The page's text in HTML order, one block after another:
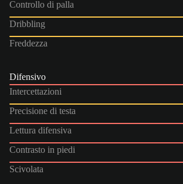
Controllo di palla
Dribbling
Freddezza
Difensivo
Intercettazioni
Precisione di testa
Lettura difensiva
Contrasto in piedi
Scivolata